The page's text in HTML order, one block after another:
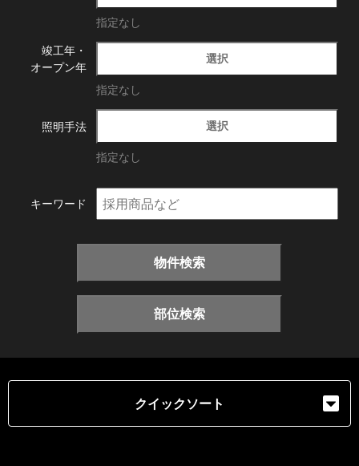
指定なし
竣工年・
オープン年
選択
指定なし
照明手法 選択
指定なし
キーワード
物件検索
部位検索
クイックソート